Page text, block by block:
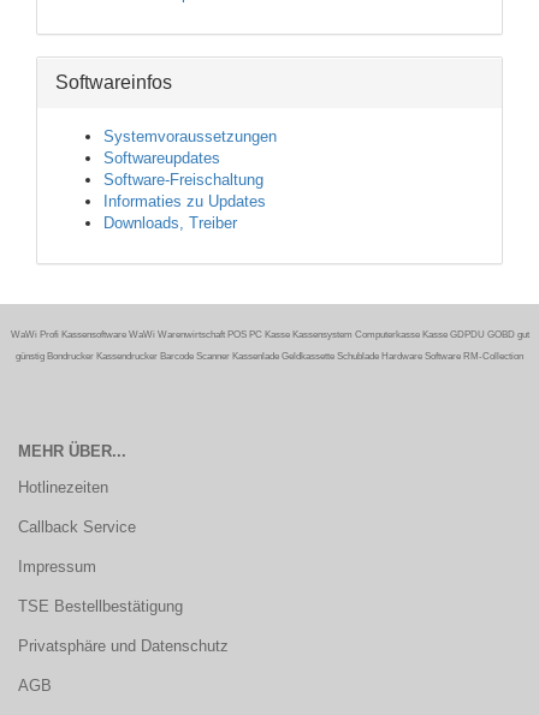
Softwareinfos
Systemvoraussetzungen
Softwareupdates
Software-Freischaltung
Informaties zu Updates
Downloads, Treiber
WaWi Profi Kassensoftware WaWi Warenwirtschaft POS PC Kasse Kassensystem Computerkasse Kasse GDPDU GOBD gut
günstig Bondrucker Kassendrucker Barcode Scanner Kassenlade Geldkassette Schublade Hardware Software RM-Collection
MEHR ÜBER...
Hotlinezeiten
Callback Service
Impressum
TSE Bestellbestätigung
Privatsphäre und Datenschutz
AGB